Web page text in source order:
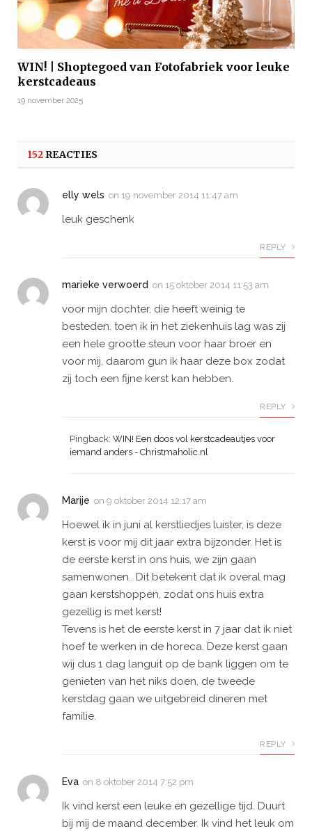
WIN! | Shoptegoed van Fotofabriek voor leuke
kerstcadeaus
19 november 2025
152REACTIES
elly wels on 19 november 2014 11:47 am
leuk geschenk
REPLY
marieke verwoerd on 15 oktober 2014 11:53 am
voor mijn dochter, die heeft weinig te
besteden. toen ik in het ziekenhuis lag was zij
een hele grootte steun voor haar broer en
voor mij, daarom gun ik haar deze box zodat
zij toch een fijne kerst kan hebben.
REPLY
Pingback: WIN! Een doos vol kerstcadeautjes voor
iemand anders - Christmaholic.nl
Marije on 9 oktober 2014 12:17 am
Hoewel ik in juni al kerstliedjes luister, is deze
kerst is voor mij dit jaar extra bijzonder. Het is
de eerste kerst in ons huis, we zijn gaan
samenwonen.. Dit betekent dat ik overal mag
gaan kerstshoppen, zodat ons huis extra
gezellig is met kerst!
Tevens is het de eerste kerst in 7 jaar dat ik niet
hoef te werken in de horeca. Deze kerst gaan
wij dus 1 dag languit op de bank liggen om te
genieten van het niks doen, de tweede
kerstdag gaan we uitgebreid dineren met
familie.
REPLY
Eva on 8 oktober 2014 7:52 pm
Ik vind kerst een leuke en gezellige tijd. Duurt
bij mij de maand december. Ik vind het leuk om